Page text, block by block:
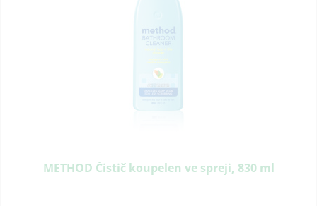
METHOD Čistič koupelen ve spreji, 830 ml